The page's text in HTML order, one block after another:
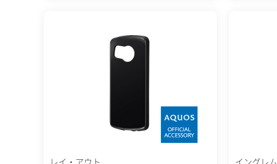
レイ・アウト
イングレム